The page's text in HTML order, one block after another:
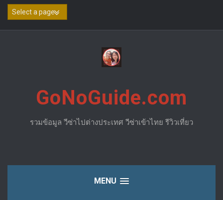
Skip
GoNoGuide.com
รวมข้อมูล วีซ่าไปต่างประเทศ วีซ่าเข้าไทย รีวิวเที่ยว
MENU